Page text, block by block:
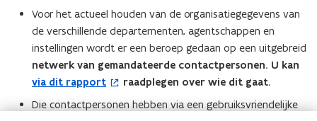
r
)
m
a
i
l
a
p
t
i
n
u
w
e
Voor het actueel houden van de organisatiegegevens van
de verschillende departementen, agentschappen en
instellingen wordt er een beroep gedaan op een uitgebreid
netwerk van gemandateerde contactpersonen. U kan
via dit rapport
(
o
raadplegen over wie dit gaat.
Die contactpersonen hebben via een gebruiksvriendelijke